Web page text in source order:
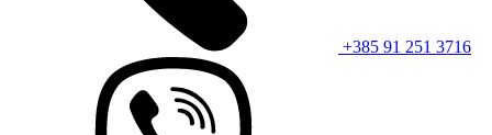
+385 91 251 3716